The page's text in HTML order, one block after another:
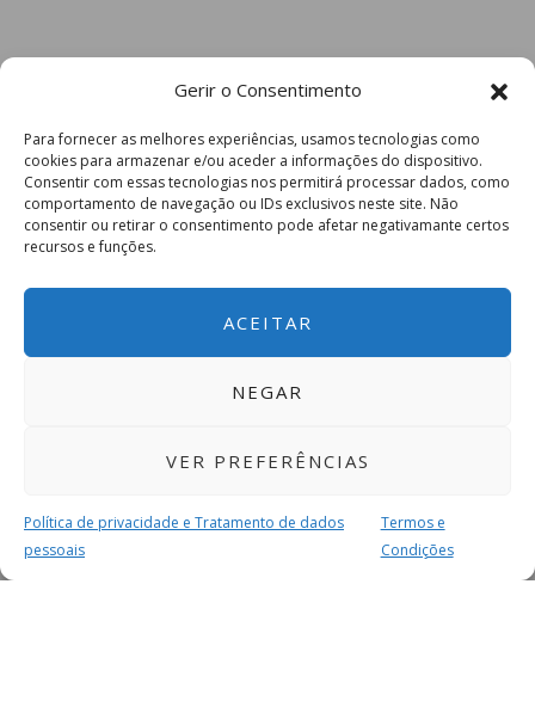
Gerir o Consentimento
Para fornecer as melhores experiências, usamos tecnologias como
cookies para armazenar e/ou aceder a informações do dispositivo.
Consentir com essas tecnologias nos permitirá processar dados, como
comportamento de navegação ou IDs exclusivos neste site. Não
consentir ou retirar o consentimento pode afetar negativamante certos
recursos e funções.
ACEITAR
NEGAR
VER PREFERÊNCIAS
Política de privacidade e Tratamento de dados
pessoais
Termos e
Condições